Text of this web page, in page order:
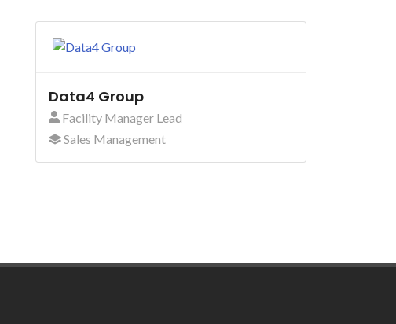
Data4 Group
Facility Manager Lead
Sales Management